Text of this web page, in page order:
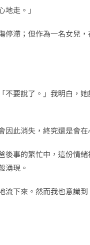
走。」
滯；但作為一名女兒
要說了。」我明白，
此消失，終究還是會在
事的繁忙中，這份情
湧現。
下來。然而我也意識